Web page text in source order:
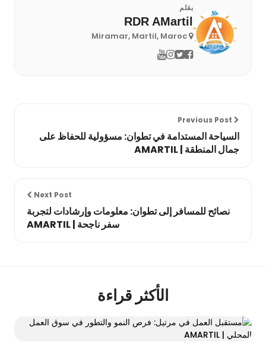
بقلم
RDR AMartil
السياحة المستدامة في تطوان: مسؤولية للحفاظ على
جمال المنطقة | AMARTIL
Next Post
نصائح للمسافر إلى تطوان: معلومات وإرشادات لتجربة
سفر ناجحة | AMARTIL
الأكثر قراءة